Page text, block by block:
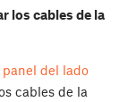
los cables de la
panel del lado
cables de la